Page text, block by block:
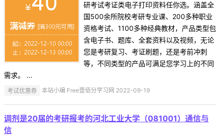
研考试考证类电子打印资料任你选。涵盖全
国500余所院校考研专业课、200多种职业
资格考试、1100多种经典教材，产品类型包
含电子书、题库、全套资料以及视频，无论
您是考研复习、考证刷题，还是考前冲刺
等，不同类型的产品可满足您学习上的不同
需求。 ...
考试优惠券 本站小编 Free壹佰分学习网 2022-09-19
调剂是20届的考研报考的河北工业大学（081001）通信与
信